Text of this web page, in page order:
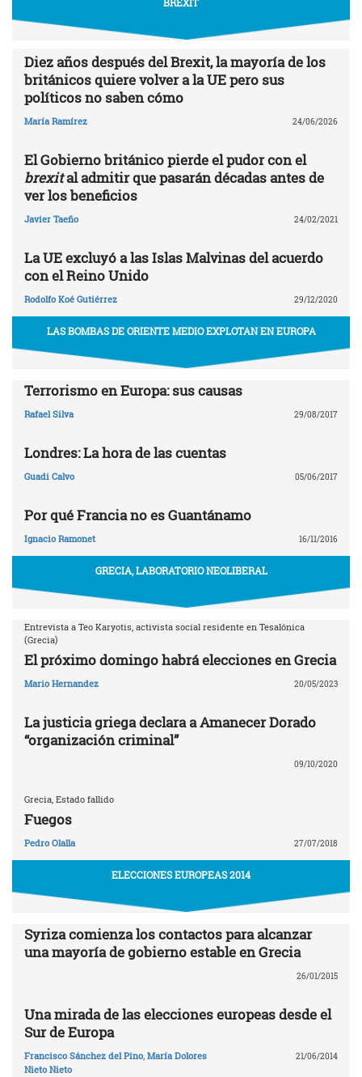
Diez años después del Brexit, la mayoría de los
británicos quiere volver a la UE pero sus
políticos no saben cómo
María Ramírez 24/06/2026
El Gobierno británico pierde el pudor con el
brexital admitir que pasarán décadas antes de
ver los beneficios
Javier Taeño 24/02/2021
La UE excluyó a las Islas Malvinas del acuerdo
con el Reino Unido
Rodolfo Koé Gutiérrez 29/12/2020
LAS BOMBAS DE ORIENTE MEDIO EXPLOTAN EN EUROPA
Terrorismo en Europa: sus causas
Rafael Silva 29/08/2017
Londres: La hora de las cuentas
Guadi Calvo 05/06/2017
Por qué Francia no es Guantánamo
Ignacio Ramonet 16/11/2016
GRECIA, LABORATORIO NEOLIBERAL
Entrevista a Teo Karyotis, activista social residente en Tesalónica
(Grecia)
El próximo domingo habrá elecciones en Grecia
Mario Hernandez 20/05/2023
La justicia griega declara a Amanecer Dorado
“organización criminal”
09/10/2020
Grecia, Estado fallido
Fuegos
Pedro Olalla 27/07/2018
ELECCIONES EUROPEAS 2014
Syriza comienza los contactos para alcanzar
una mayoría de gobierno estable en Grecia
26/01/2015
Una mirada de las elecciones europeas desde el
Sur de Europa
Francisco Sánchez del Pino, María Dolores
Nieto Nieto
21/06/2014